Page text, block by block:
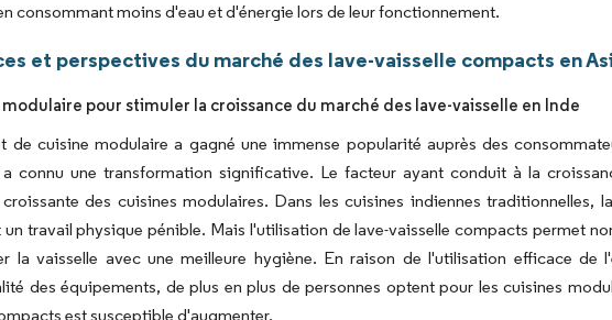
consommant moins d'eau et d'énergie lors de leur fonctionnement.
et perspectives du marché des lave-vaisselle compacts en
modulaire pour stimuler la croissance du marché des lave-vaisselle en Inde
de cuisine modulaire a gagné une immense popularité auprès des
connu une transformation significative. Le facteur ayant conduit à la
des cuisines modulaires. Dans les cuisines indiennes traditionnelles,
travail physique pénible. Mais l'utilisation de lave-vaisselle compacts permet
la vaisselle avec une meilleure hygiène. En raison de l'utilisation efficace de
des équipements, de plus en plus de personnes optent pour les cuisines
est susceptible d'augmenter.